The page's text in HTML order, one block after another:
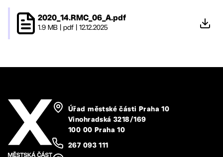
2020_14.RMC_06_A.pdf
1.9 MB pdf 12.12.2025
Úřad městské části Praha 10
Vinohradská 3218/169
100 00 Praha 10
267 093 111